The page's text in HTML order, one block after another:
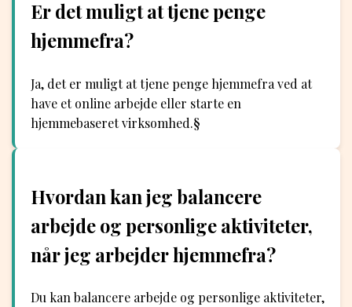
Er det muligt at tjene penge
hjemmefra?
Ja, det er muligt at tjene penge hjemmefra ved at
have et online arbejde eller starte en
hjemmebaseret virksomhed.§
Hvordan kan jeg balancere
arbejde og personlige aktiviteter,
når jeg arbejder hjemmefra?
Du kan balancere arbejde og personlige aktiviteter,